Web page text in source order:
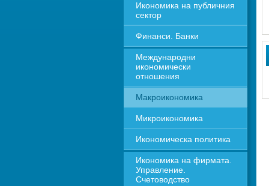
Икономика на публичния
сектор
Финанси. Банки
Международни
икономически
отношения
Макроикономика
Микроикономика
Икономическа политика
Икономика на фирмата.
Управление.
Счетоводство